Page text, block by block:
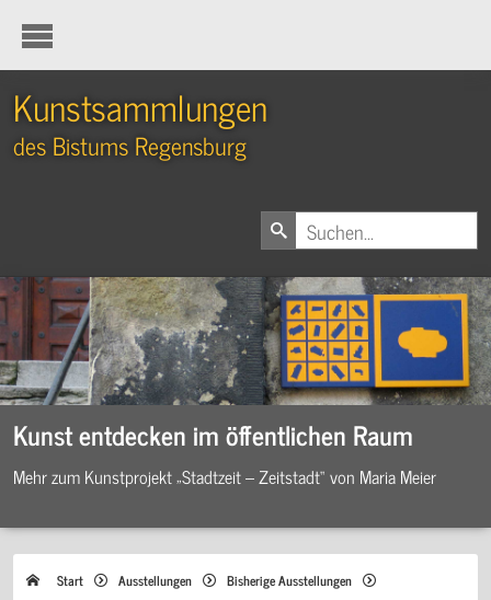
Kunstsammlungen
des Bistums Regensburg
Kunst entdecken im öffentlichen Raum
Mehr zum Kunstprojekt „Stadtzeit – Zeitstadt“ von Maria Meier
Start Ausstellungen
Bisherige Ausstellungen